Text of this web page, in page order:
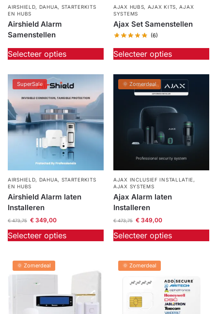
Outlet
service
AIRSHIELD, DAHUA, STARTERKITS
EN HUBS
Airshield Alarm
Samenstellen
Selecteer opties
AJAX HUBS, AJAX KITS,AJAX
SYSTEMS
Ajax Set Samenstellen
(6)
Selecteer opties
SuperSale
AIRSHIELD, DAHUA, STARTERKITS
EN HUBS
Airshield Alarm laten
Installeren
€473,75 €349,00
Selecteer opties
🌞 Zomerdeal
AJAX INCLUSIEF INSTALLATIE,
AJAX SYSTEMS
Ajax Alarm laten
Installeren
€473,75 €349,00
Selecteer opties
🌞 Zomerdeal 🌞 Zomerdeal